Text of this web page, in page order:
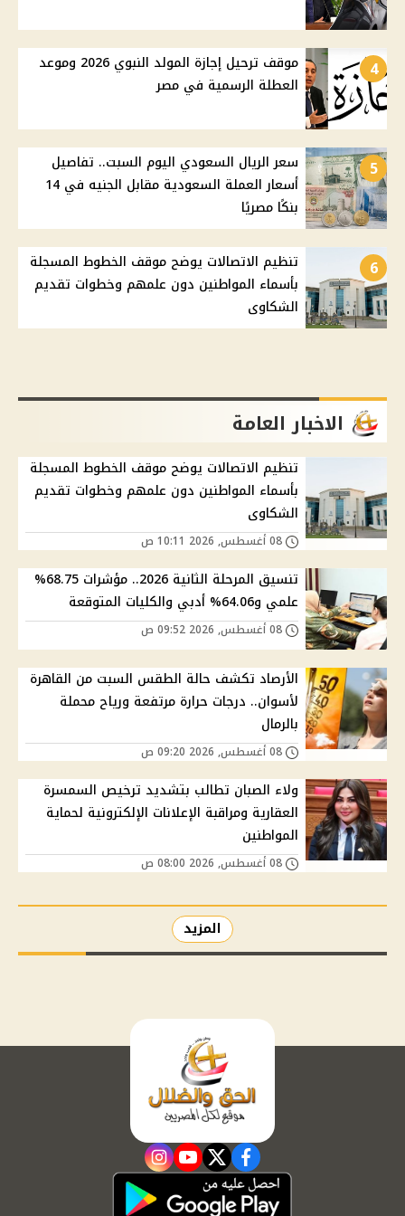
4
موقف ترحيل إجازة المولد النبوي 2026 وموعد
العطلة الرسمية في مصر
5
سعر الريال السعودي اليوم السبت.. تفاصيل
أسعار العملة السعودية مقابل الجنيه في 14
بنكًا مصريًا
6
تنظيم الاتصالات يوضح موقف الخطوط المسجلة
بأسماء المواطنين دون علمهم وخطوات تقديم
الشكاوى
الاخبار العامة
تنظيم الاتصالات يوضح موقف الخطوط المسجلة
بأسماء المواطنين دون علمهم وخطوات تقديم
الشكاوى
تنسيق المرحلة الثانية 2026.. مؤشرات 68.75%
علمي و64.06% أدبي والكليات المتوقعة
الأرصاد تكشف حالة الطقس السبت من القاهرة
لأسوان.. درجات حرارة مرتفعة ورياح محملة
بالرمال
ولاء الصبان تطالب بتشديد ترخيص السمسرة
العقارية ومراقبة الإعلانات الإلكترونية لحماية
المواطنين
المزيد
facebook
twitter
youtube
instagram